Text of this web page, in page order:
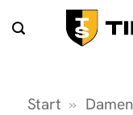
Inhalt
Start »